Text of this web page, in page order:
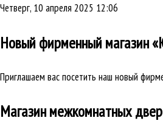
Четверг, 10 апреля 2025 12:06
Новый фирменный магазин
Приглашаем вас посетить наш новый
Магазин межкомнатных